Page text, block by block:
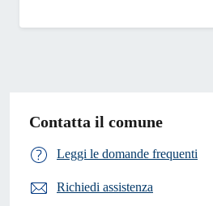
Contatta il comune
Leggi le domande frequenti
Richiedi assistenza